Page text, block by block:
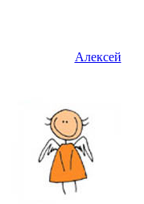
Алексей